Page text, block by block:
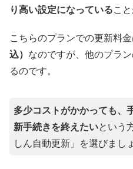
り高い設定になっているこ
こちらのプランでの更新料
込） なのですが、他のプラ
るのです。
多少コストがかかっても、
新手続きを終えたいという
しん自動更新」を選びまし